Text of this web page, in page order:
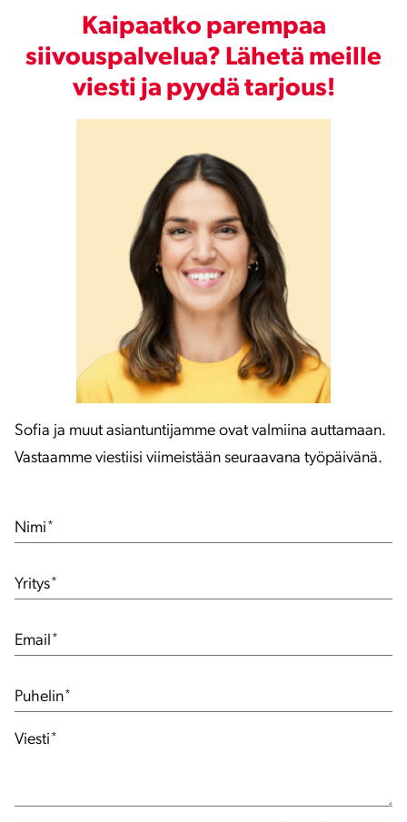
Kaipaatko parempaa
siivouspalvelua? Lähetä meille
viesti ja pyydä tarjous!
Sofia ja muut asiantuntijamme ovat valmiina auttamaan.
Vastaamme viestiisi viimeistään seuraavana työpäivänä.
Nimi *
Yritys*
Email *
Puhelin*
Viesti *